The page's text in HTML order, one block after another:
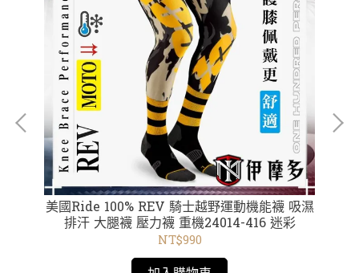
美國Ride 100% REV 騎士越野運動機能襪 吸濕
排汗 大腿襪 壓力襪 重機24014-416 迷彩
NT$990